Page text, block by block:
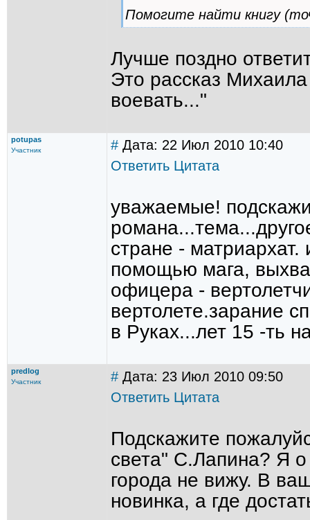
Помогите найти книгу
Лучше поздно
Это рассказ
воевать..."
potupas
Участник # Дата: 22 Июл 2010 10:40
Ответить Цитата
уважаемые!
стране - матриархат.
помощью мага,
офицера -
вертолете.зарание
в Руках...лет 15 -ть
predlog
Участник # Дата: 23 Июл 2010 09:50
Ответить Цитата
Подскажите
света" С.Лапина? Я
города не вижу. В
новинка, а где